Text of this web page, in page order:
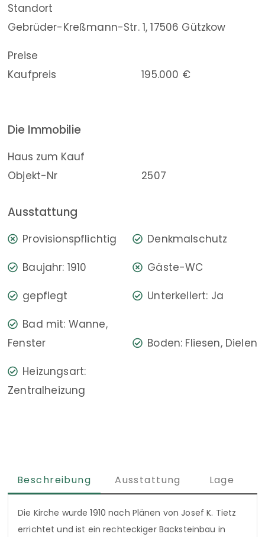
Standort
Gebrüder-Kreßmann-Str. 1, 17506 Gützkow
Preise
Kaufpreis
195.000 €
Die Immobilie
Haus zum Kauf
Objekt-Nr
2507
Ausstattung
Provisionspflichtig
Denkmalschutz
Baujahr: 1910
Gäste-WC
gepflegt
Unterkellert: Ja
Bad mit: Wanne,
Fenster
Boden: Fliesen, Dielen
Heizungsart:
Zentralheizung
Beschreibung Ausstattung Lage
Die Kirche wurde 1910 nach Plänen von Josef K. Tietz
errichtet und ist ein rechteckiger Backsteinbau in